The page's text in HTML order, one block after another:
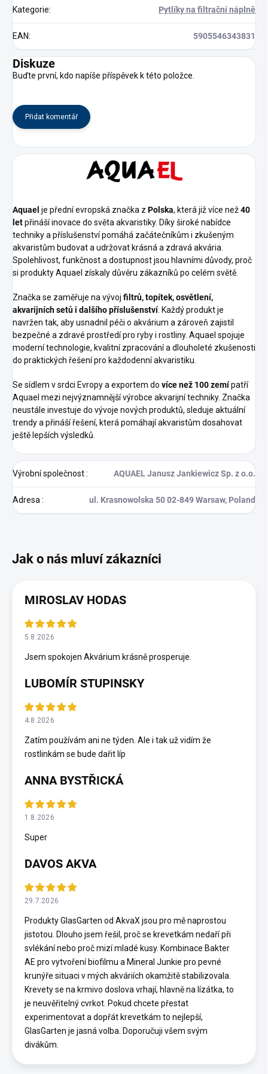
Kategorie: Pytlíky na filtrační náplně
EAN: 5905546343831
Diskuze
Buďte první, kdo napíše příspěvek k této položce.
Přidat komentář
Aquael je přední evropská značka z Polska, která již více než40
letpřináší inovace do světa akvaristiky. Díky široké nabídce
techniky a příslušenství pomáhá začátečníkům i zkušeným
akvaristům budovat a udržovat krásná a zdravá akvária.
Spolehlivost, funkčnost a dostupnost jsou hlavními důvody, proč
si produkty Aquael získaly důvěru zákazníků po celém světě.
Značka se zaměřuje na vývoj filtrů, topítek, osvětlení,
akvarijních setů i dalšího příslušenství. Každý produkt je
navržen tak, aby usnadnil péči o akvárium a zároveň zajistil
bezpečné a zdravé prostředí pro ryby i rostliny. Aquael spojuje
moderní technologie, kvalitní zpracování a dlouholeté zkušenosti
do praktických řešení pro každodenní akvaristiku.
Se sídlem v srdci Evropy a exportem do více než 100 zemípatří
Aquael mezi nejvýznamnější výrobce akvarijní techniky. Značka
neustále investuje do vývoje nových produktů, sleduje aktuální
trendy a přináší řešení, která pomáhají akvaristům dosahovat
ještě lepších výsledků.
Výrobní společnost: AQUAEL Janusz Jankiewicz Sp. z o.o.
Adresa: ul. Krasnowolska 50 02-849 Warsaw, Poland
MIROSLAV HODAS
5.8.2026
Jsem spokojen Akvárium krásně prosperuje.
LUBOMÍR STUPINSKY
4.8.2026
Zatím používám ani ne týden. Ale i tak už vidím že
rostlinkám se bude dařit líp
ANNA BYSTŘICKÁ
1.8.2026
Super
DAVOS AKVA
29.7.2026
Produkty GlasGarten od AkvaX jsou pro mě naprostou
jistotou. Dlouho jsem řešil, proč se krevetkám nedaří při
svlékání nebo proč mizí mladé kusy. Kombinace Bakter
AE pro vytvoření biofilmu a Mineral Junkie pro pevné
krunýře situaci v mých akváriích okamžitě stabilizovala.
Krevety se na krmivo doslova vrhají, hlavně na lízátka, to
je neuvěřitelný cvrkot. Pokud chcete přestat
experimentovat a dopřát krevetkám to nejlepší,
GlasGarten je jasná volba. Doporučuji všem svým
divákům.